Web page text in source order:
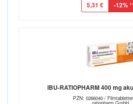
5,31 € -12%
IBU-RATIOPHARM 400 mg
PZN: 0266040 /